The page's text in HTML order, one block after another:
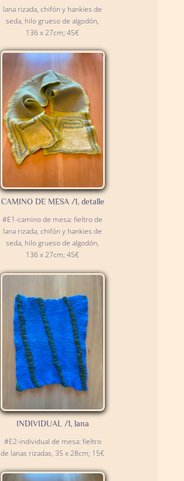
lana rizada, chifón y hankies de
seda, hilo grueso de algodón,
136 x 27cm; 45€
CAMINO DE MESA /1, detalle
#E1-camino de mesa: fieltro de
lana rizada, chifón y hankies de
seda, hilo grueso de algodón,
136 x 27cm; 45€
INDIVIDUAL /1, lana
#E2-individual de mesa: fieltro
de lanas rizadas, 35 x 28cm; 15€